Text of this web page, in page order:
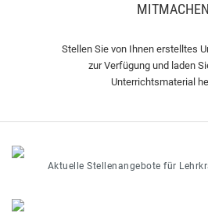
MITMACHEN
Stellen Sie von Ihnen erstelltes
zur Verfügung und laden
Unterrichtsmaterial
Aktuelle Stellenangebote für